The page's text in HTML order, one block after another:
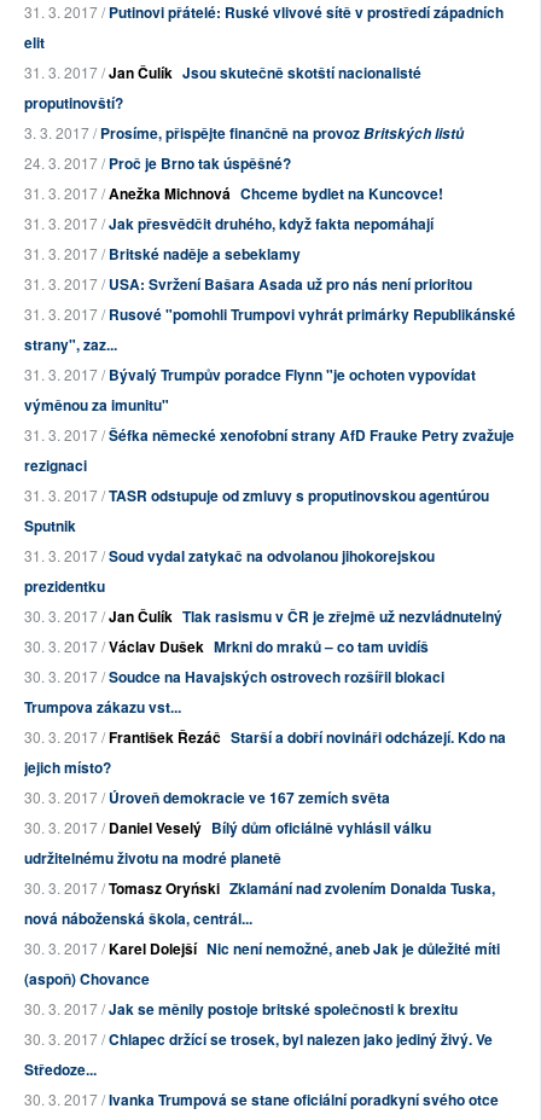
31. 3. 2017 /Putinovi přátelé: Ruské vlivové sítě v prostředí západních
elit
31. 3. 2017 /Jan Čulík Jsou skutečně skotští nacionalisté
proputinovští?
3. 3. 2017 /Prosíme, přispějte finančně na provozBritských listů
24. 3. 2017 /Proč je Brno tak úspěšné?
31. 3. 2017 /Anežka Michnová Chceme bydlet na Kuncovce!
31. 3. 2017 /Jak přesvědčit druhého, když fakta nepomáhají
31. 3. 2017 /Britské naděje a sebeklamy
31. 3. 2017 /USA: Svržení Bašara Asada už pro nás není prioritou
31. 3. 2017 /Rusové "pomohli Trumpovi vyhrát primárky Republikánské
strany", zaz...
31. 3. 2017 /Bývalý Trumpův poradce Flynn "je ochoten vypovídat
výměnou za imunitu"
31. 3. 2017 /Šéfka německé xenofobní strany AfD Frauke Petry zvažuje
rezignaci
31. 3. 2017 /TASR odstupuje od zmluvy s proputinovskou agentúrou
Sputnik
31. 3. 2017 /Soud vydal zatykač na odvolanou jihokorejskou
prezidentku
30. 3. 2017 /Jan Čulík Tlak rasismu v ČR je zřejmě už nezvládnutelný
30. 3. 2017 /Václav Dušek Mrkni do mraků – co tam uvidíš
30. 3. 2017 /Soudce na Havajských ostrovech rozšířil blokaci
Trumpova zákazu vst...
30. 3. 2017 /František Řezáč Starší a dobří novináři odcházejí. Kdo na
jejich místo?
30. 3. 2017 /Úroveň demokracie ve 167 zemích světa
30. 3. 2017 /Daniel Veselý Bílý dům oficiálně vyhlásil válku
udržitelnému životu na modré planetě
30. 3. 2017 /Tomasz Oryński Zklamání nad zvolením Donalda Tuska,
nová náboženská škola, centrál...
30. 3. 2017 /Karel Dolejší Nic není nemožné, aneb Jak je důležité míti
(aspoň) Chovance
30. 3. 2017 /Jak se měnily postoje britské společnosti k brexitu
30. 3. 2017 /Chlapec držící se trosek, byl nalezen jako jediný živý. Ve
Středoze...
30. 3. 2017 /Ivanka Trumpová se stane oficiální poradkyní svého otce